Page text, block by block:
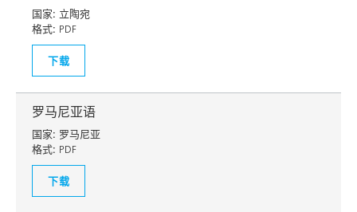
国家: 立陶宛
格式: PDF
下载
罗马尼亚语
国家: 罗马尼亚
格式: PDF
下载